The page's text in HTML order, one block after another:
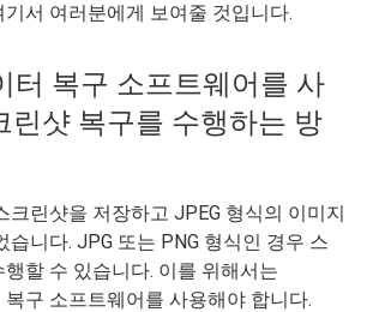
서 여러분에게 보여줄 것입니다.
터 복구 소프트웨어를 사
린샷 복구를 수행하는 방
크린샷을 저장하고 JPEG 형식의 이미지
습니다. JPG 또는 PNG 형식인 경우 스
할 수 있습니다. 이를 위해서는
복구 소프트웨어를 사용해야 합니다.